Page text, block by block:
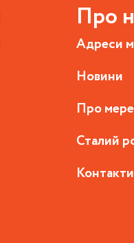
Про
Адреси
Новини
Про
Сталий
Контакти